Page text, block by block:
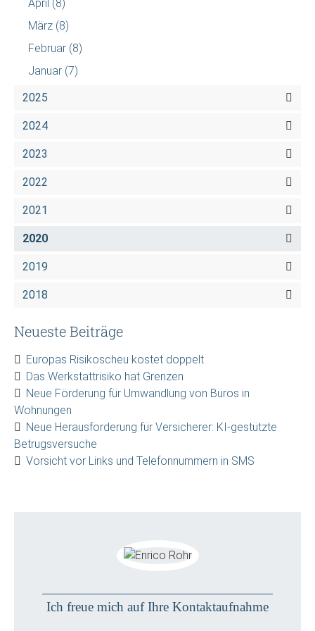
April (8)
März (8)
Februar (8)
Januar (7)
2025
2024
2023
2022
2021
2020
2019
2018
Neueste Beiträge
Europas Risikoscheu kostet doppelt
Das Werkstattrisiko hat Grenzen
Neue Förderung für Umwandlung von Büros in
Wohnungen
Neue Herausforderung für Versicherer: KI-gestützte
Betrugsversuche
Vorsicht vor Links und Telefonnummern in SMS
Ich freue mich auf Ihre Kontaktaufnahme